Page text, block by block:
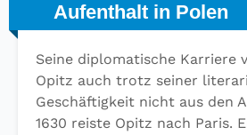
Aufenthalt in Polen
Seine diplomatische Karriere
Opitz auch trotz seiner
Geschäftigkeit nicht aus den
1630 reiste Opitz nach Paris.